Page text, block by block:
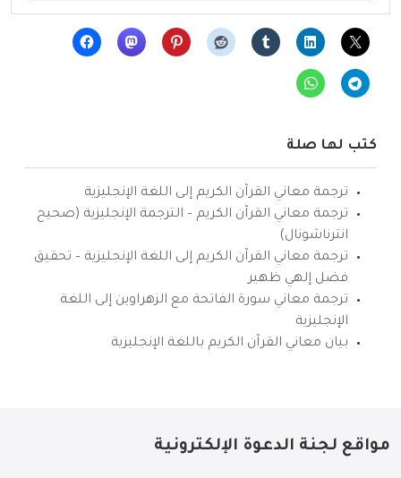
كتب لها صلة
ترجمة معاني القرآن الكريم إلى اللغة الإنجليزية
ترجمة معاني القرآن الكريم – الترجمة الإنجليزية (صحيح
انترناشونال)
ترجمة معاني القرآن الكريم إلى اللغة الإنجليزية – تحقيق
فضل إلهي ظهير
ترجمة معاني سورة الفاتحة مع الزهراوين إلى اللغة
الإنجليزية
بيان معاني القرآن الكريم باللغة الإنجليزية
مواقع لجنة الدعوة الإلكترونية